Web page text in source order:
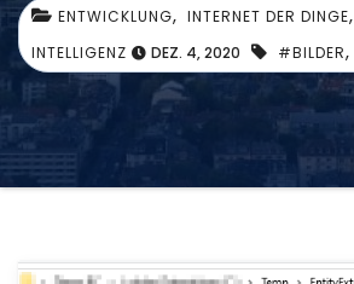
ENTWICKLUNG, INTERNET DER DINGE,
INTELLIGENZ
DEZ. 4, 2020 #BILDER,